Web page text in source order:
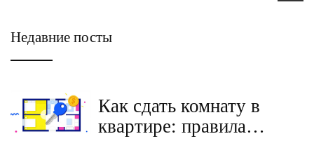
Недавние посты
Как сдать комнату в
квартире: правила